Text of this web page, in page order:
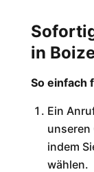
in
So einfach
Ein
unseren
indem
wählen.